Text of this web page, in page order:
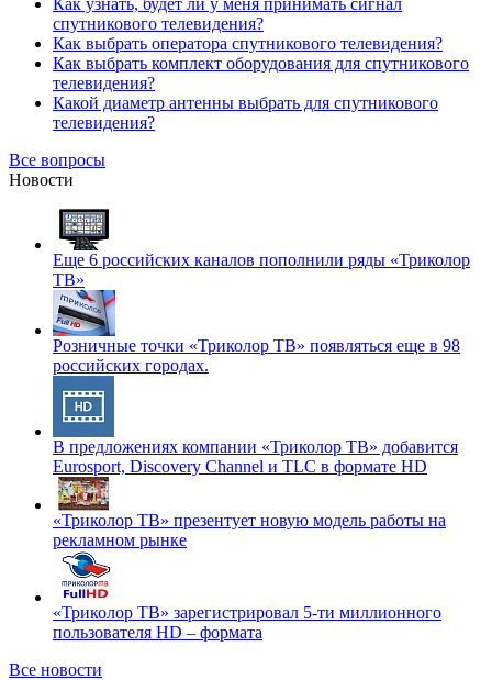
Как узнать, будет ли у меня принимать сигнал
спутникового телевидения?
Как выбрать оператора спутникового телевидения?
Как выбрать комплект оборудования для спутникового
телевидения?
Какой диаметр антенны выбрать для спутникового
телевидения?
Все вопросы
Новости
Еще 6 российских каналов пополнили ряды «Триколор
ТВ»
Розничные точки «Триколор ТВ» появляться еще в 98
российских городах.
В предложениях компании «Триколор ТВ» добавится
Eurosport, Discovery Channel и TLC в формате HD
«Триколор ТВ» презентует новую модель работы на
рекламном рынке
«Триколор ТВ» зарегистрировал 5-ти миллионного
пользователя HD – формата
Все новости